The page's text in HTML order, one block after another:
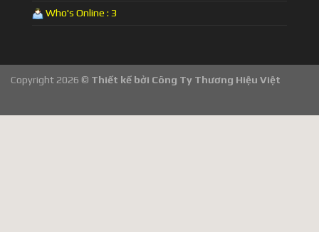
Who's Online : 3
Copyright 2026 © Thiết kế bởi Công Ty Thương Hiệu Việt